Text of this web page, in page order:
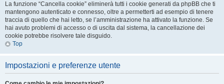
La funzione “Cancella cookie” eliminerà tutti i cookie generati da phpBB che ti
mantengono autenticato e connesso, oltre a permetterti ad esempio di tenere
traccia di quello che hai letto, se l’amministrazione ha attivato la funzione. Se
hai avuto problemi di accesso o di uscita dal sistema, la cancellazione dei
cookie potrebbe risolvere tale disguido.
Top
Impostazioni e preferenze utente